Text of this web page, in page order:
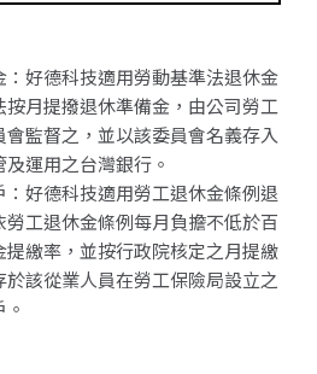
好德科技適用勞動基準法退休金
月提撥退休準備金，由公司勞工
監督之，並以該委員會名義存入
運用之台灣銀行。
好德科技適用勞工退休金條例退
工退休金條例每月負擔不低於百
繳率，並按行政院核定之月提繳
該從業人員在勞工保險局設立之